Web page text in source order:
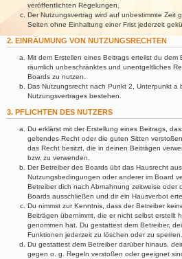
veröffentlichten Regelungen.
Der Nutzungsvertrag wird auf unbestimmte Zeit
Seiten ohne Einhaltung einer Frist jederzeit
2. EINRÄUMUNG VON NUTZUNGSRECHTEN
Mit dem Erstellen eines Beitrags erteilst du dem
räumlich unbeschränktes und unentgeltliches
Boards zu nutzen.
Das Nutzungsrecht nach Punkt 2, Unterpunkt
Nutzungsvertrages bestehen.
3. PFLICHTEN DES NUTZERS
Du erklärst mit der Erstellung eines Beitrags,
geltendes Recht oder die guten Sitten
das Recht besitzt, die in deinen Beiträgen
bzw. zu verwenden.
Der Betreiber des Boards übt das Hausrecht
Nutzungsbedingungen oder anderer im Board
Betreiber dich nach Abmahnung zeitweise oder
Boards ausschließen und dir ein Hausverbot
Du nimmst zur Kenntnis, dass der Betreiber
Beiträgen übernimmt, die er nicht selbst erstellt
genommen hat. Du gestattest dem Betreiber,
Funktionen jederzeit zu löschen oder zu sperren.
Du gestattest dem Betreiber darüber hinaus,
gegen o. g. Regeln verstoßen oder geeignet